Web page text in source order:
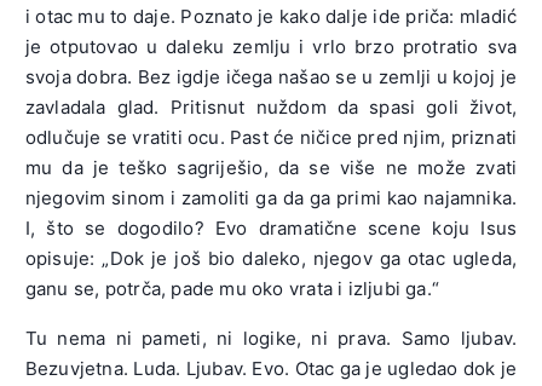
i otac mu to daje. Poznato je kako dalje ide priča: mladić
je otputovao u daleku zemlju i vrlo brzo protratio sva
svoja dobra. Bez igdje ičega našao se u zemlji u kojoj je
zavladala glad. Pritisnut nuždom da spasi goli život,
odlučuje se vratiti ocu. Past će ničice pred njim, priznati
mu da je teško sagriješio, da se više ne može zvati
njegovim sinom i zamoliti ga da ga primi kao najamnika.
I, što se dogodilo? Evo dramatične scene koju Isus
opisuje: „Dok je još bio daleko, njegov ga otac ugleda,
ganu se, potrča, pade mu oko vrata i izljubi ga.“
Tu nema ni pameti, ni logike, ni prava. Samo ljubav.
Bezuvjetna. Luda. Ljubav. Evo. Otac ga je ugledao dok je